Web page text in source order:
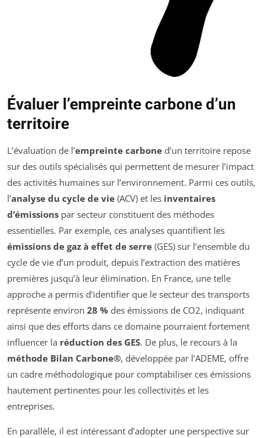
Évaluer l’empreinte carbone d’un
territoire
L’évaluation de l’empreinte carbone d’un territoire repose
sur des outils spécialisés qui permettent de mesurer l’impact
des activités humaines sur l’environnement. Parmi ces outils,
l’analyse du cycle de vie (ACV) et les inventaires
d’émissions par secteur constituent des méthodes
essentielles. Par exemple, ces analyses quantifient les
émissions de gaz à effet de serre (GES) sur l’ensemble du
cycle de vie d’un produit, depuis l’extraction des matières
premières jusqu’à leur élimination. En France, une telle
approche a permis d’identifier que le secteur des transports
représente environ 28 % des émissions de CO2, indiquant
ainsi que des efforts dans ce domaine pourraient fortement
influencer la réduction des GES. De plus, le recours à la
méthode Bilan Carbone®, développée par l’ADEME, offre
un cadre méthodologique pour comptabiliser ces émissions
hautement pertinentes pour les collectivités et les
entreprises.
En parallèle, il est intéressant d’adopter une perspective sur